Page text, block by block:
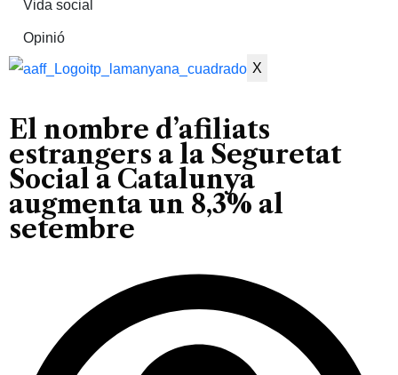
Vida social
Opinió
X
El nombre d’afiliats
estrangers a la Seguretat
Social a Catalunya
augmenta un 8,3% al
setembre